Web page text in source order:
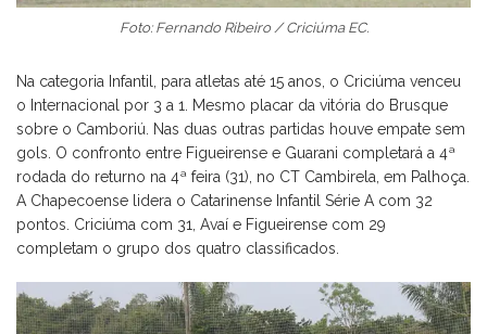
Foto: Fernando Ribeiro / Criciúma EC.
Na categoria Infantil, para atletas até 15 anos, o Criciúma venceu
o Internacional por 3 a 1. Mesmo placar da vitória do Brusque
sobre o Camboriú. Nas duas outras partidas houve empate sem
gols. O confronto entre Figueirense e Guarani completará a 4ª
rodada do returno na 4ª feira (31), no CT Cambirela, em Palhoça.
A Chapecoense lidera o Catarinense Infantil Série A com 32
pontos. Criciúma com 31, Avaí e Figueirense com 29
completam o grupo dos quatro classificados.